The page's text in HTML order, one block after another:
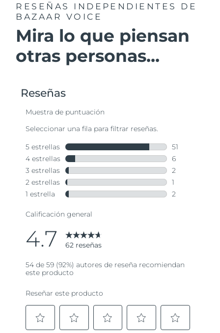
RESEÑAS INDEPENDIENTES
DE
BAZAAR VOICE
Mira lo que piensan
otras personas...